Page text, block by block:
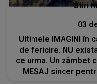
Stiri
03
Ultimele IMAGINI în
de fericire. NU
ce urma. Un zâmbet
MESAJ sincer